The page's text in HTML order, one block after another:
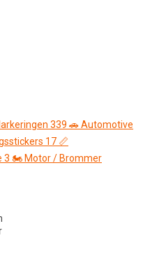
339 🚗Automotive
17 📏
3 🏍️ Motor / Brommer